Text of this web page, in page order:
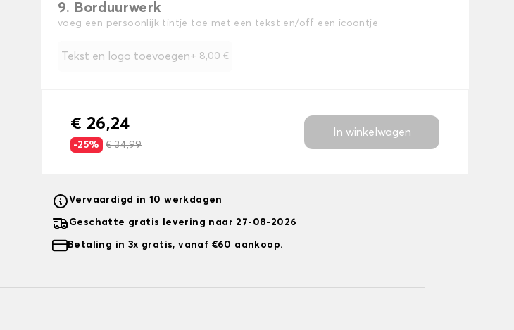
9. Borduurwerk
voeg een persoonlijk tintje toe met een tekst en/off een icoontje
Tekst en logo toevoegen+ 8,00 €
€ 26,24
-25% € 34,99
In winkelwagen
Vervaardigd in 10 werkdagen
Geschatte gratis levering naar 27-08-2026
Betaling in 3x gratis, vanaf €60 aankoop.